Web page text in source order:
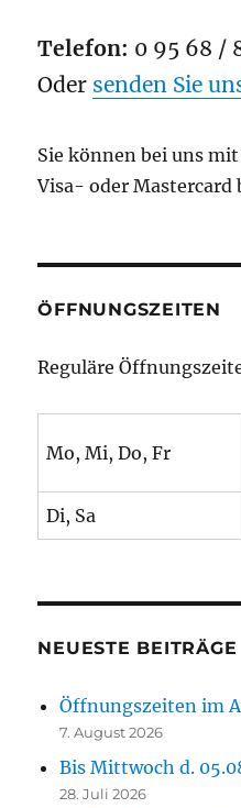
Telefon: 0 95 68 /
Oder senden Sie
Sie können bei uns
Visa- oder Mastercard
ÖFFNUNGSZEITEN
Reguläre
Mo, Mi, Do, Fr
Di, Sa
NEUESTE BEITRÄGE
Öffnungszeiten im
7. August 2026
Bis Mittwoch d.
28. Juli 2026